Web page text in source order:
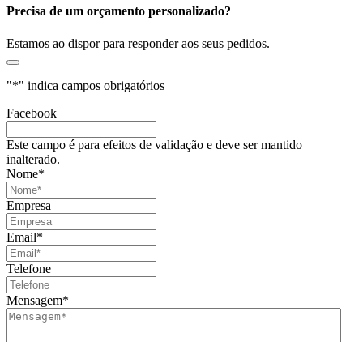
Precisa de um orçamento personalizado?
Estamos ao dispor para responder aos seus pedidos.
"*" indica campos obrigatórios
Facebook
Este campo é para efeitos de validação e deve ser mantido
inalterado.
Nome*
Empresa
Email*
Telefone
Mensagem*